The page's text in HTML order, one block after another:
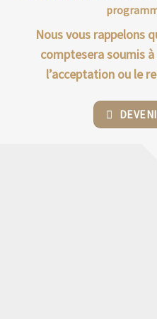
Nous vous rappelons
comptesera soumis
l’acceptation ou le